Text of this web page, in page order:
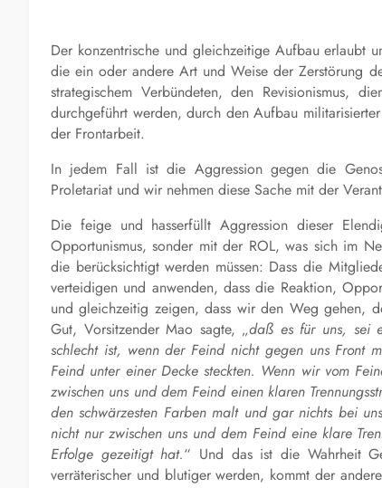
Der konzentrische und gleichzeitige Aufbau erlaubt
die ein oder andere Art und Weise der Zerstörung
strategischem Verbündeten, den Revisionismus,
durchgeführt werden, durch den Aufbau
der Frontarbeit.
In jedem Fall ist die Aggression gegen die
Proletariat und wir nehmen diese Sache mit der
Die feige und hasserfüllt Aggression dieser
Opportunismus, sonder mit der ROL, was sich im
die berücksichtigt werden müssen: Dass die
verteidigen und anwenden, dass die Reaktion,
und gleichzeitig zeigen, dass wir den Weg gehen,
Gut, Vorsitzender Mao sagte, „daß es für uns, sei
schlecht ist, wenn der Feind nicht gegen uns
Feind unter einer Decke steckten. Wenn wir vom
zwischen uns und dem Feind einen klaren
den schwärzesten Farben malt und gar nichts bei
nicht nur zwischen uns und dem Feind eine klare
Erfolge gezeitigt hat.“ Und das ist die Wahrheit
verräterischer und blutiger werden, kommt der